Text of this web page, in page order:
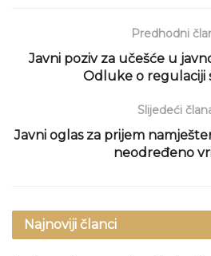
Predhodni
Javni poziv za učešće u
Odluke o regulaciji
Slijedeći
Javni oglas za prijem
neodređeno
Najnoviji članci